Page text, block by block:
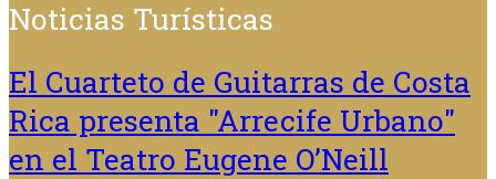
Noticias Turísticas
El Cuarteto de Guitarras de Costa
Rica presenta "Arrecife Urbano"
en el Teatro Eugene O’Neill